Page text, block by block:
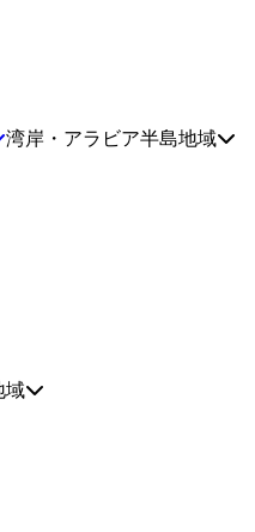
湾岸・アラビア半島地域
域